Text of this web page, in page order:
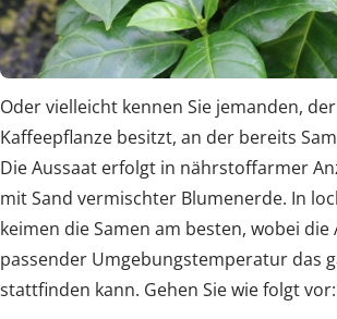
Oder vielleicht kennen Sie jemanden,
Kaffeepflanze besitzt, an der bereits
Die Aussaat erfolgt in nährstoffarmer
mit Sand vermischter Blumenerde. In
keimen die Samen am besten, wobei die
passender Umgebungstemperatur das
stattfinden kann. Gehen Sie wie folgt vor: